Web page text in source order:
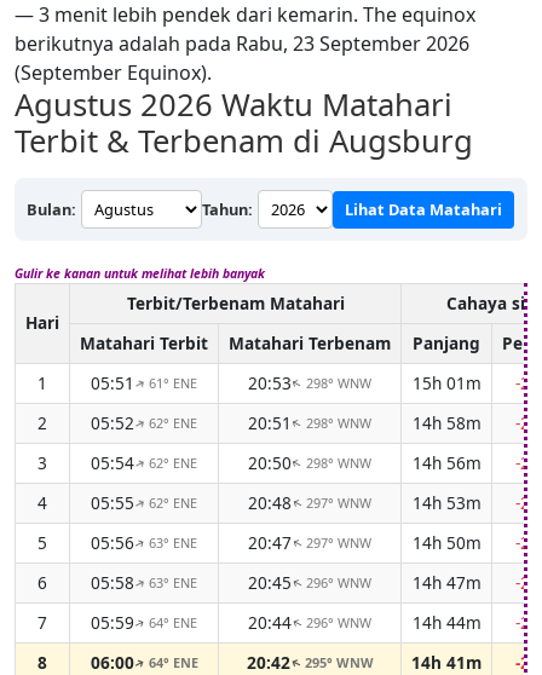
— 3 menit lebih pendek dari kemarin. The equinox
berikutnya adalah pada Rabu, 23 September 2026
(September Equinox).
Agustus 2026 Waktu Matahari
Terbit & Terbenam di Augsburg
Bulan: Tahun: Lihat Data Matahari
Gulir ke kanan untuk melihat lebih banyak
Hari
Terbit/Terbenam Matahari
Cahaya
Matahari Terbit
Matahari Terbenam Panjang
1
05:51 ↑61° ENE 20:53↑298° WNW 15h 01m
-
2
05:52↑62° ENE 20:51 ↑298° WNW 14h 58m
-
3
05:54↑62° ENE 20:50↑298° WNW 14h 56m
-
4
05:55↑62° ENE 20:48↑297° WNW 14h 53m
-
5
05:56↑63° ENE 20:47↑297° WNW 14h 50m
-
6
05:58↑63° ENE 20:45↑296° WNW 14h 47m
-
7
05:59↑64° ENE 20:44↑296° WNW 14h 44m
-
8
06:00↑ 64° ENE 20:42↑ 295° WNW 14h 41m
-